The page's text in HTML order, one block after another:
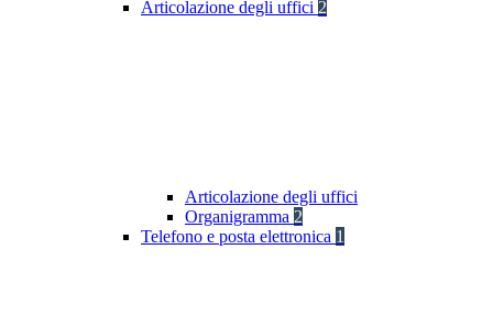
Articolazione degli uffici 2
Articolazione degli uffici
Organigramma 2
Telefono e posta elettronica 1